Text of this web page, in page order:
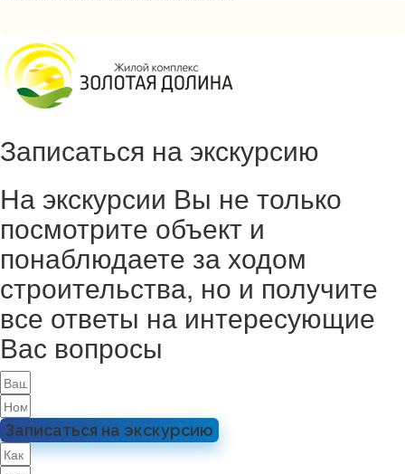
Записаться на экскурсию
На экскурсии Вы не только
посмотрите объект и
понаблюдаете за ходом
строительства, но и получите
все ответы на интересующие
Вас вопросы
Записаться на экскурсию